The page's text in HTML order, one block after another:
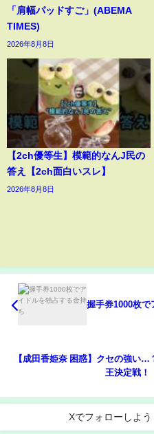
「肩幅パッドすご」(ABEMA
TIMES)
2026年8月8日
【2ch優等生】模範的なんJ民の
答え【2ch面白いスレ】
2026年8月8日
握手券1000枚で
【成田香姫奈 困惑】クセの強い…
王決定戦！
Xでフォローしよう